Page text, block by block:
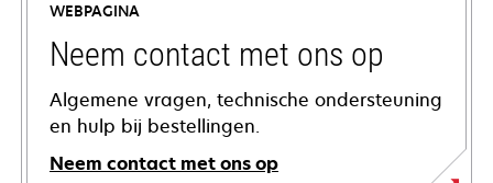
WEBPAGINA
Neem contact met ons op
Algemene vragen, technische ondersteuning
en hulp bij bestellingen.
Neem contact met ons op